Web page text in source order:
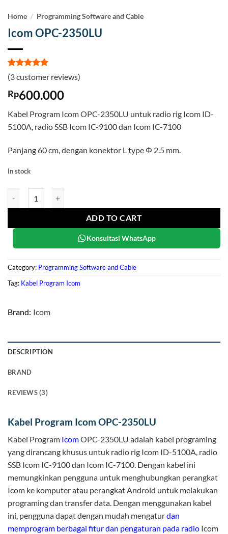
Home / Programming Software and Cable
Icom OPC-2350LU
Rated5
out of 5
based on
3
customer
(3customer reviews)
Rp600.000
Kabel Program Icom OPC-2350LU untuk radio rig Icom ID-
5100A, radio SSB Icom IC-9100 dan Icom IC-7100
Panjang 60 cm, dengan konektor L type Φ 2.5 mm.
In stock
ADD TO CART
Konsultasi WhatsApp
Category: Programming Software and Cable
Tag: Kabel Program Icom
Brand: Icom
DESCRIPTION
BRAND
REVIEWS (3)
Kabel Program Icom OPC-2350LU
Kabel Program IcomOPC-2350LU adalah kabel programing
yang dirancang khusus untuk radio rig Icom ID-5100A, radio
SSB Icom IC-9100 dan Icom IC-7100. Dengan kabel ini
memungkinkan pengguna untuk menghubungkan perangkat
Icom ke komputer atau perangkat Android untuk melakukan
programing dan transfer data. Dengan menggunakan kabel
ini, pengguna dapat dengan mudah mengaturdan
memprogram berbagai fitur dan pengaturan pada radio Icom